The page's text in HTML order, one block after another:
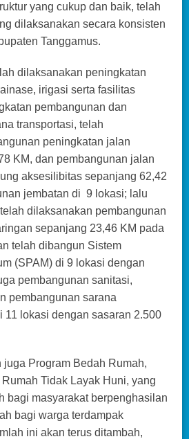
yang cukup dan baik, telah
dilaksanakan secara konsisten
Tanggamus.
dilaksanakan peningkatan
irigasi serta fasilitas
pembangunan dan
transportasi, telah
peningkatan jalan
KM, dan pembangunan jalan
aksesilibitas sepanjang 62,42
jembatan di 9 lokasi; lalu
dilaksanakan pembangunan
sepanjang 23,46 KM pada
telah dibangun Sistem
(SPAM) di 9 lokasi dengan
pembangunan sanitasi,
pembangunan sarana
11 lokasi dengan sasaran 2.500
Program Bedah Rumah,
Tidak Layak Huni, yang
bagi masyarakat berpenghasilan
bagi warga terdampak
ini akan terus ditambah,